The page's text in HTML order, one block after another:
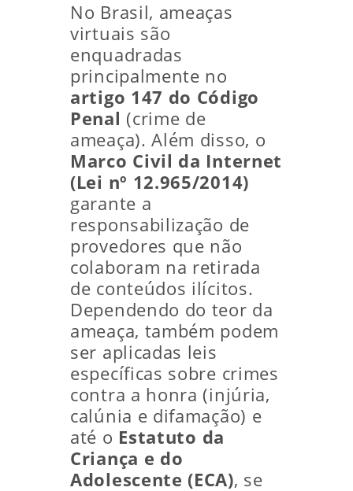
No Brasil, ameaças
virtuais são
enquadradas
principalmente no
artigo 147 do Código
Penal (crime de
ameaça). Além disso, o
Marco Civil da Internet
(Lei nº 12.965/2014)
garante a
responsabilização de
provedores que não
colaboram na retirada
de conteúdos ilícitos.
Dependendo do teor da
ameaça, também podem
ser aplicadas leis
específicas sobre crimes
contra a honra (injúria,
calúnia e difamação) e
até o Estatuto da
Criança e do
Adolescente (ECA), se